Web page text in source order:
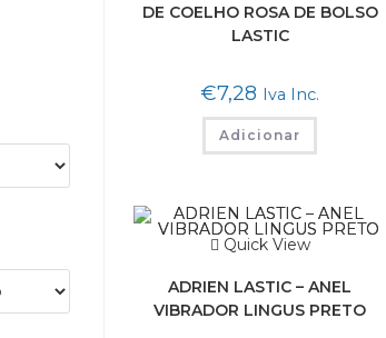
DE COELHO ROSA DE BOLSO
LASTIC
€7,28 Iva Inc.
Adicionar
Quick View
ADRIEN LASTIC – ANEL
VIBRADOR LINGUS PRETO